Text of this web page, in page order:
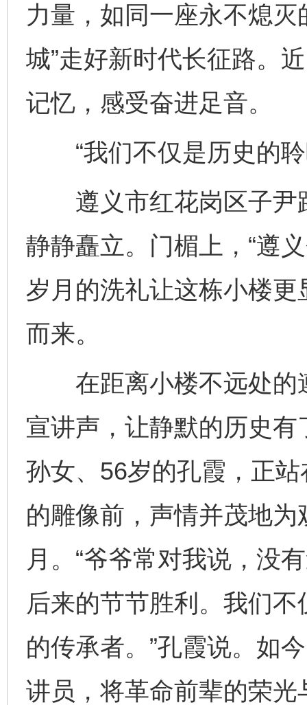
力量，如同一座永不熄
城”走好新时代长征路。
记忆，感受奋进足音。
“我们不仅是历史的聆
遵义市红花岗区子尹
静静矗立。门楣上，“遵
岁月的洗礼让这栋小楼
而来。
在距离小楼不远处的
宣讲声，让静默的历史
孙女、56岁的孔霞，正
的雕像前，声情并茂地
月。“爷爷常对我说，没
后来的节节胜利。我们
的传承者。”孔霞说。如
讲员，将革命前辈的荣